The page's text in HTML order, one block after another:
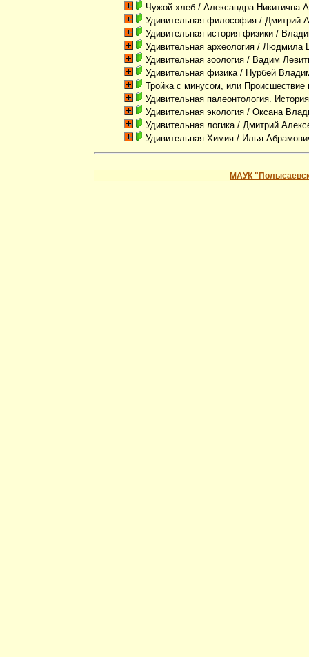
Чужой хлеб / Александра Никитична
Удивительная философия / Дмитрий
Удивительная история физики /
Удивительная археология / Людмила
Удивительная зоология / Вадим
Удивительная физика / Нурбей
Тройка с минусом, или Происшествие
Удивительная палеонтология.
Удивительная экология / Оксана
Удивительная логика / Дмитрий
Удивительная Химия / Илья
МАУК